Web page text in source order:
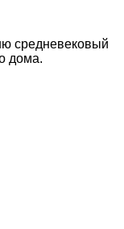
средневековый
дома.